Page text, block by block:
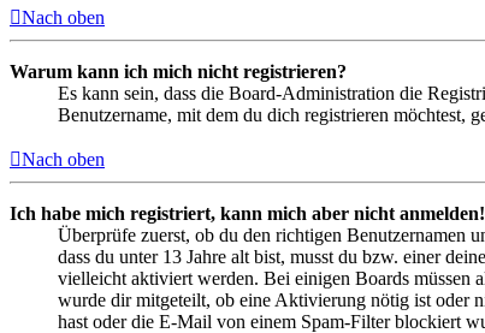
Nach oben
Warum kann ich mich nicht registrieren?
Es kann sein, dass die Board-Administration die
Benutzername, mit dem du dich registrieren möchtest,
Nach oben
Ich habe mich registriert, kann mich aber nicht anmelden!
Überprüfe zuerst, ob du den richtigen Benutzernamen
dass du unter 13 Jahre alt bist, musst du bzw. einer
vielleicht aktiviert werden. Bei einigen Boards müssen
wurde dir mitgeteilt, ob eine Aktivierung nötig ist oder
hast oder die E-Mail von einem Spam-Filter blockiert